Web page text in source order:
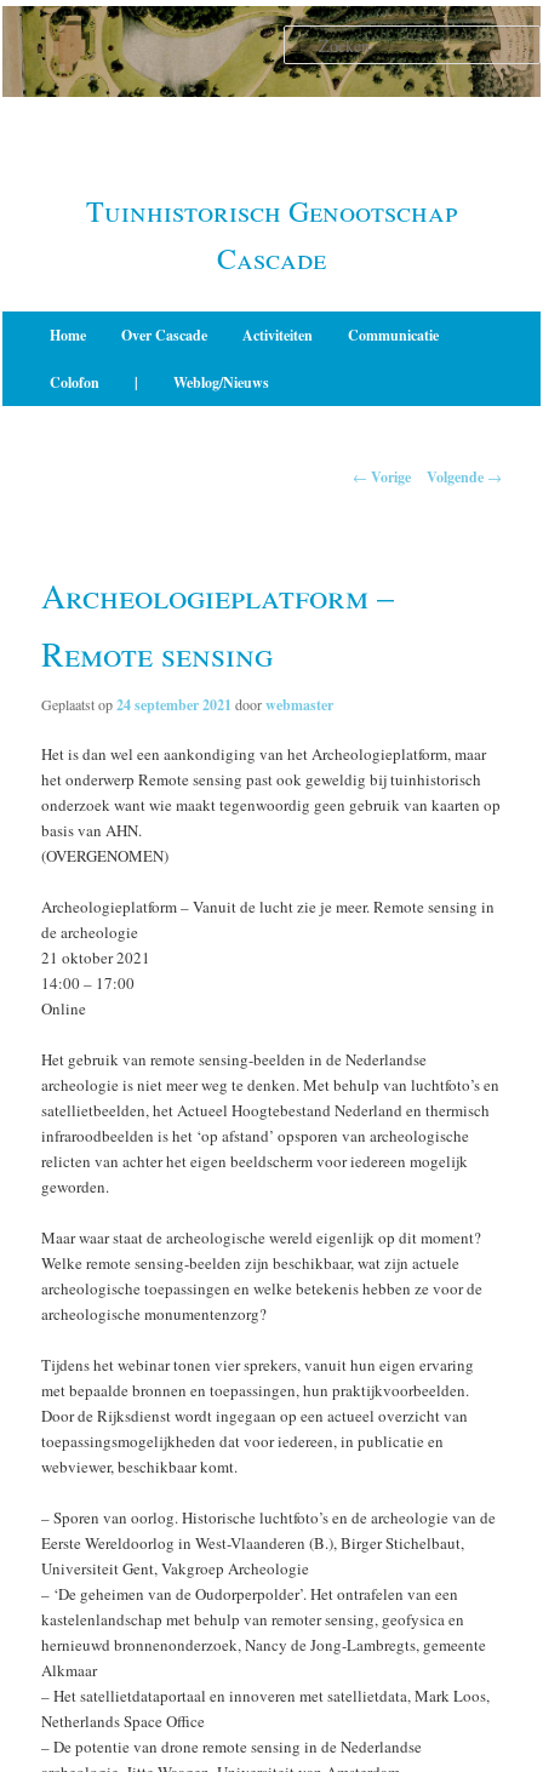
Spring
naar
primaire
Tuinhistorisch Genootschap
Cascade
Home Over Cascade Activiteiten Communicatie
Colofon | Weblog/Nieuws
← Vorige Volgende →
Archeologieplatform –
Remote sensing
Geplaatst op24 september 2021 doorwebmaster
Het is dan wel een aankondiging van het Archeologieplatform, maar
het onderwerp Remote sensing past ook geweldig bij tuinhistorisch
onderzoek want wie maakt tegenwoordig geen gebruik van kaarten op
basis van AHN.
(OVERGENOMEN)
Archeologieplatform – Vanuit de lucht zie je meer. Remote sensing in
de archeologie
21 oktober 2021
14:00 – 17:00
Online
Het gebruik van remote sensing-beelden in de Nederlandse
archeologie is niet meer weg te denken. Met behulp van luchtfoto’s en
satellietbeelden, het Actueel Hoogtebestand Nederland en thermisch
infraroodbeelden is het ‘op afstand’ opsporen van archeologische
relicten van achter het eigen beeldscherm voor iedereen mogelijk
geworden.
Maar waar staat de archeologische wereld eigenlijk op dit moment?
Welke remote sensing-beelden zijn beschikbaar, wat zijn actuele
archeologische toepassingen en welke betekenis hebben ze voor de
archeologische monumentenzorg?
Tijdens het webinar tonen vier sprekers, vanuit hun eigen ervaring
met bepaalde bronnen en toepassingen, hun praktijkvoorbeelden.
Door de Rijksdienst wordt ingegaan op een actueel overzicht van
toepassingsmogelijkheden dat voor iedereen, in publicatie en
webviewer, beschikbaar komt.
– Sporen van oorlog. Historische luchtfoto’s en de archeologie van de
Eerste Wereldoorlog in West-Vlaanderen (B.), Birger Stichelbaut,
Universiteit Gent, Vakgroep Archeologie
– ‘De geheimen van de Oudorperpolder’. Het ontrafelen van een
kastelenlandschap met behulp van remoter sensing, geofysica en
hernieuwd bronnenonderzoek, Nancy de Jong-Lambregts, gemeente
Alkmaar
– Het satellietdataportaal en innoveren met satellietdata, Mark Loos,
Netherlands Space Office
– De potentie van drone remote sensing in de Nederlandse